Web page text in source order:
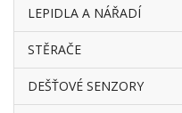
LEPIDLA A NÁŘADÍ
STĚRAČE
DEŠŤOVÉ SENZORY